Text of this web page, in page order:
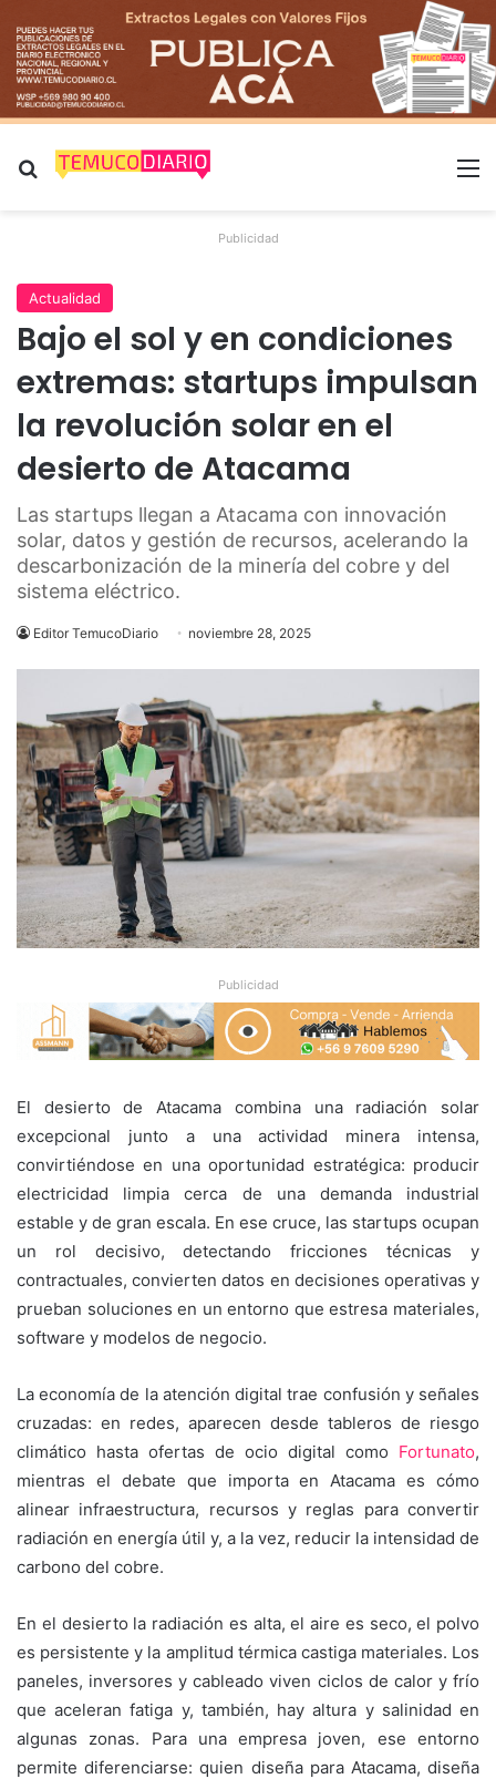
Buscar por
Publicidad
Actualidad
Bajo el sol y en condiciones
extremas: startups impulsan
la revolución solar en el
desierto de Atacama
Las startups llegan a Atacama con innovación
solar, datos y gestión de recursos, acelerando la
descarbonización de la minería del cobre y del
sistema eléctrico.
Editor TemucoDiario noviembre 28, 2025
Publicidad
El desierto de Atacama combina una radiación solar
excepcional junto a una actividad minera intensa,
convirtiéndose en una oportunidad estratégica: producir
electricidad limpia cerca de una demanda industrial
estable y de gran escala. En ese cruce, las startups ocupan
un rol decisivo, detectando fricciones técnicas y
contractuales, convierten datos en decisiones operativas y
prueban soluciones en un entorno que estresa materiales,
software y modelos de negocio.
La economía de la atención digital trae confusión y señales
cruzadas: en redes, aparecen desde tableros de riesgo
climático hasta ofertas de ocio digital como Fortunato,
mientras el debate que importa en Atacama es cómo
alinear infraestructura, recursos y reglas para convertir
radiación en energía útil y, a la vez, reducir la intensidad de
carbono del cobre.
En el desierto la radiación es alta, el aire es seco, el polvo
es persistente y la amplitud térmica castiga materiales. Los
paneles, inversores y cableado viven ciclos de calor y frío
que aceleran fatiga y, también, hay altura y salinidad en
algunas zonas. Para una empresa joven, ese entorno
permite diferenciarse: quien diseña para Atacama, diseña